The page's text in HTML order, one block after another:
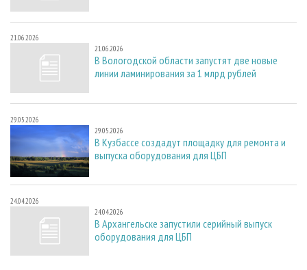
21.06.2026
21.06.2026
В Вологодской области запустят две новые
линии ламинирования за 1 млрд рублей
29.05.2026
29.05.2026
В Кузбассе создадут площадку для ремонта и
выпуска оборудования для ЦБП
24.04.2026
24.04.2026
В Архангельске запустили серийный выпуск
оборудования для ЦБП